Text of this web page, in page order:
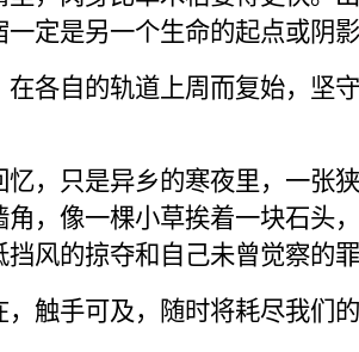
一定是另一个生命的起点或阴
在各自的轨道上周而复始，坚
忆，只是异乡的寒夜里，一张
角，像一棵小草挨着一块石头
挡风的掠夺和自己未曾觉察的
，触手可及，随时将耗尽我们